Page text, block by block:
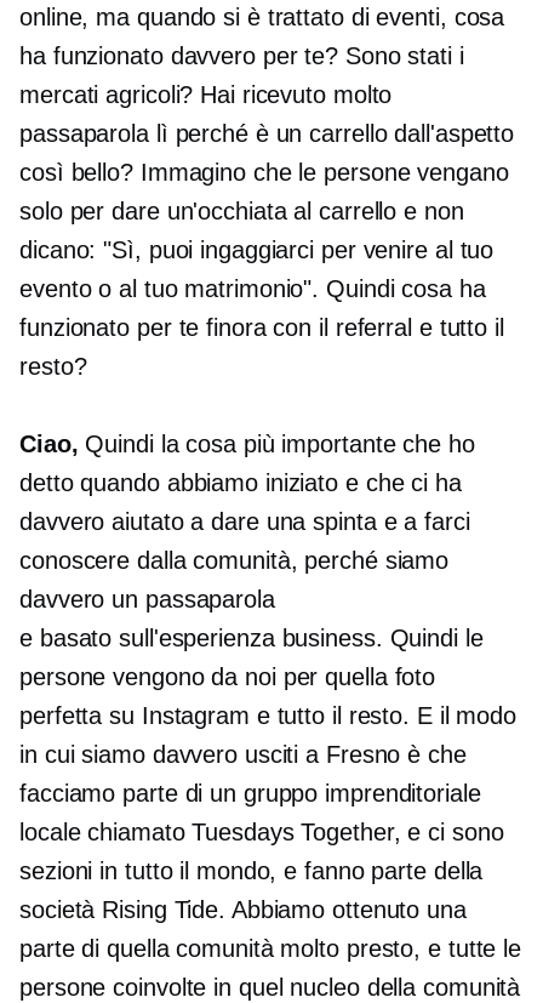
online, ma quando si è trattato di eventi, cosa
ha funzionato davvero per te? Sono stati i
mercati agricoli? Hai ricevuto molto
passaparola lì perché è un carrello dall'aspetto
così bello? Immagino che le persone vengano
solo per dare un'occhiata al carrello e non
dicano: "Sì, puoi ingaggiarci per venire al tuo
evento o al tuo matrimonio". Quindi cosa ha
funzionato per te finora con il referral e tutto il
resto?
Ciao, Quindi la cosa più importante che ho
detto quando abbiamo iniziato e che ci ha
davvero aiutato a dare una spinta e a farci
conoscere dalla comunità, perché siamo
davvero un passaparola
e basato sull'esperienzabusiness. Quindi le
persone vengono da noi per quella foto
perfetta su Instagram e tutto il resto. E il modo
in cui siamo davvero usciti a Fresno è che
facciamo parte di un gruppo imprenditoriale
locale chiamato Tuesdays Together, e ci sono
sezioni in tutto il mondo, e fanno parte della
società Rising Tide. Abbiamo ottenuto una
parte di quella comunità molto presto, e tutte le
persone coinvolte in quel nucleo della comunità